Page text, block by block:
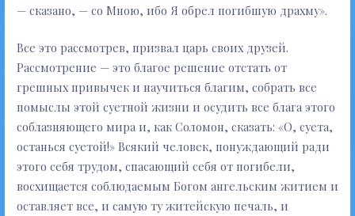
— сказано, — со Мною, ибо Я обрел погибшую драхму».
Все это рассмотрев, призвал царь своих друзей.
Рассмотрение — это благое решение отстать от
грешных привычек и научиться благим, собрать все
помыслы этой суетной жизни и осудить все блага этого
соблазняющего мира и, как Соломон, сказать: «О, суета,
останься суетой!» Всякий человек, понуждающий ради
этого себя трудом, спасающий себя от погибели,
восхищается соблюдаемым Богом ангельским житием и
оставляет все, и самую ту житейскую печаль, и